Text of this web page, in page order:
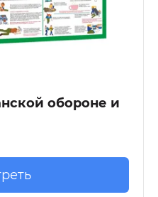
обороне и